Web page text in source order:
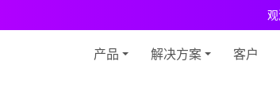
观测云免费版现
产品 解决方案 客户